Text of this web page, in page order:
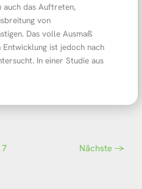
auch das Auftreten,
von
Das volle Ausmaß
ist jedoch nach
In einer Studie aus
7 Nächste →